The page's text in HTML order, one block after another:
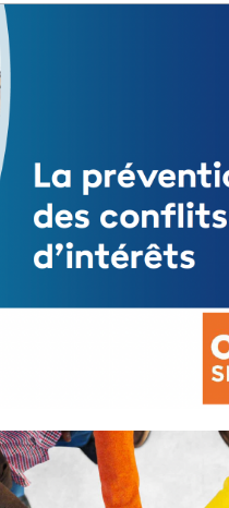
Statut de l’élu local
3 avril 2024
Mise à jour avril 2024
FEUILLETER
La prévention des conflits
d’intérêts
18 septembre 2023